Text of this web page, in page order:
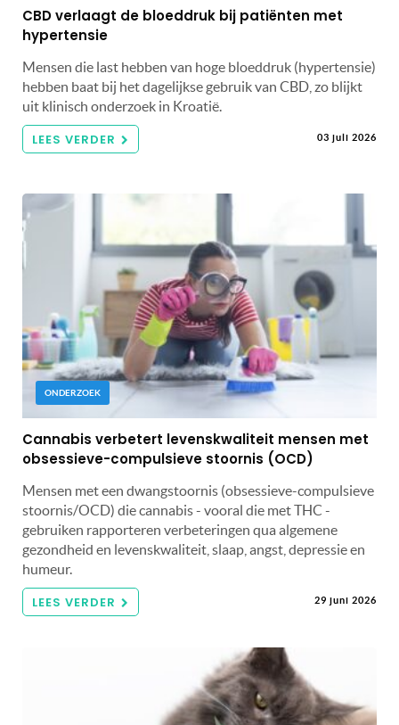
CBD verlaagt de bloeddruk bij patiënten met
hypertensie
Mensen die last hebben van hoge bloeddruk (hypertensie)
hebben baat bij het dagelijkse gebruik van CBD, zo blijkt
uit klinisch onderzoek in Kroatië.
LEES VERDER 03 juli 2026
ONDERZOEK
Cannabis verbetert levenskwaliteit mensen met
obsessieve-compulsieve stoornis (OCD)
Mensen met een dwangstoornis (obsessieve-compulsieve
stoornis/OCD) die cannabis - vooral die met THC -
gebruiken rapporteren verbeteringen qua algemene
gezondheid en levenskwaliteit, slaap, angst, depressie en
humeur.
LEES VERDER 29 juni 2026